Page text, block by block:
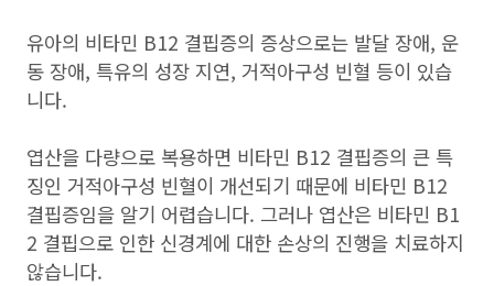
유아의 비타민 B12 결핍증의 증상으로는 발달 장애, 운
동 장애, 특유의 성장 지연, 거적아구성 빈혈 등이 있습
니다.
엽산을 다량으로 복용하면 비타민 B12 결핍증의 큰 특
징인 거적아구성 빈혈이 개선되기 때문에 비타민 B12
결핍증임을 알기 어렵습니다. 그러나 엽산은 비타민 B1
2 결핍으로 인한 신경계에 대한 손상의 진행을 치료하지
않습니다.